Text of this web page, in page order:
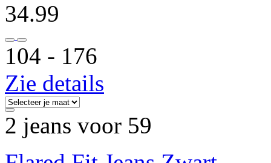
34.99
104 ‐ 176
Zie details
2 jeans voor 59